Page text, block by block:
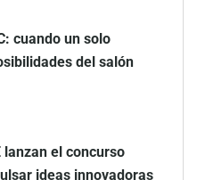
cuando un solo
del salón
lanzan el concurso
ideas innovadoras